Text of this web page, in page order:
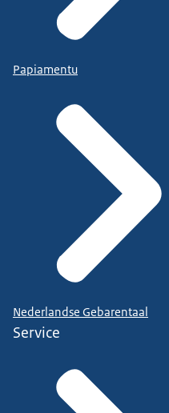
Papiamentu
Nederlandse Gebarentaal
Service